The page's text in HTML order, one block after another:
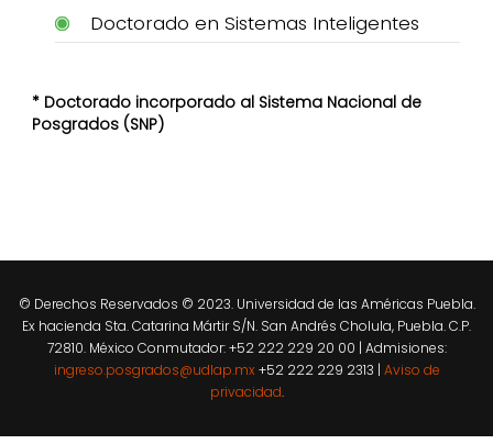
Doctorado en Sistemas Inteligentes
* Doctorado incorporado al Sistema Nacional de
Posgrados (SNP)
© Derechos Reservados © 2023. Universidad de las Américas Puebla.
Ex hacienda Sta. Catarina Mártir S/N. San Andrés Cholula, Puebla. C.P.
72810. México Conmutador: +52 222 229 20 00 | Admisiones:
ingreso.posgrados@udlap.mx +52 222 229 2313 | Aviso de
privacidad.